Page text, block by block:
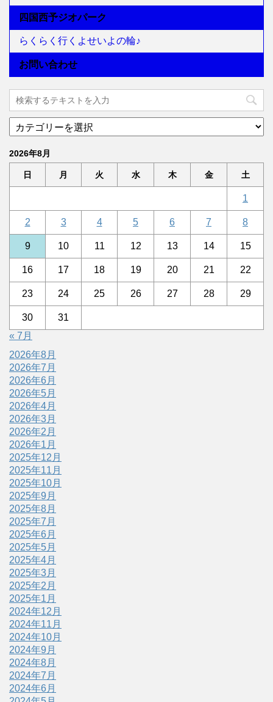
四国西予ジオパーク
らくらく行くよせいよの輪♪
お問い合わせ
2026年8月
日 月 火 水 木 金 土
1
2 3 4 5 6 7 8
9 10 11 12 13 14 15
16 17 18 19 20 21 22
23 24 25 26 27 28 29
30
31
« 7月
2026年8月
2026年7月
2026年6月
2026年5月
2026年4月
2026年3月
2026年2月
2026年1月
2025年12月
2025年11月
2025年10月
2025年9月
2025年8月
2025年7月
2025年6月
2025年5月
2025年4月
2025年3月
2025年2月
2025年1月
2024年12月
2024年11月
2024年10月
2024年9月
2024年8月
2024年7月
2024年6月